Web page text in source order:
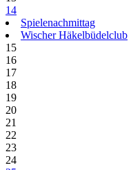
14
Spielenachmittag
Wischer Häkelbüdelclub
15
16
17
18
19
20
21
22
23
24